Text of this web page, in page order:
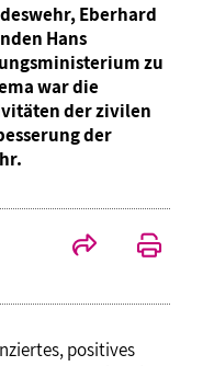
Eberhard
Hans
zu
war die
der zivilen
der
positives